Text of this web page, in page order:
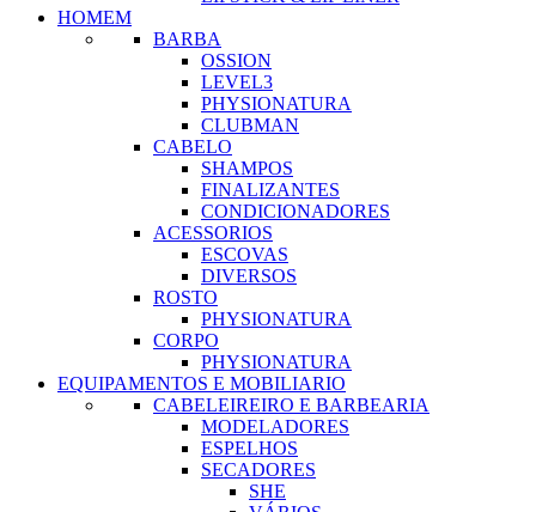
HOMEM
BARBA
OSSION
LEVEL3
PHYSIONATURA
CLUBMAN
CABELO
SHAMPOS
FINALIZANTES
CONDICIONADORES
ACESSORIOS
ESCOVAS
DIVERSOS
ROSTO
PHYSIONATURA
CORPO
PHYSIONATURA
EQUIPAMENTOS E MOBILIARIO
CABELEIREIRO E BARBEARIA
MODELADORES
ESPELHOS
SECADORES
SHE